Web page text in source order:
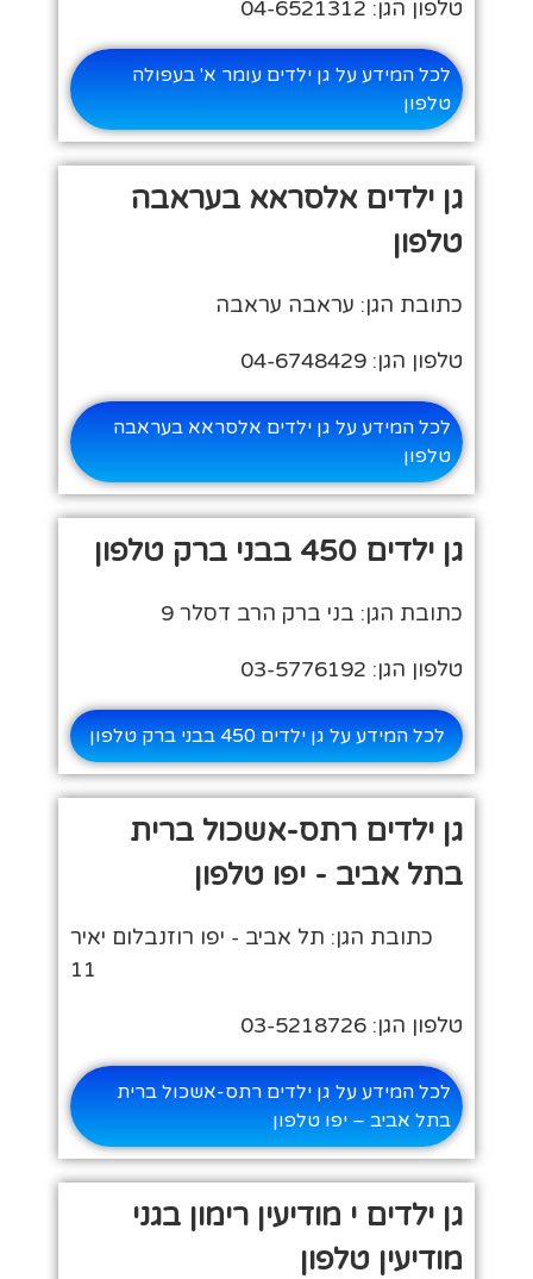
טלפון הגן: 04-6521312
לכל המידע על גן ילדים עומר א' בעפולה
טלפון
גן ילדים אלסראא בעראבה
טלפון
כתובת הגן: עראבה עראבה
טלפון הגן: 04-6748429
לכל המידע על גן ילדים אלסראא בעראבה
טלפון
גן ילדים 450 בבני ברק טלפון
כתובת הגן: בני ברק הרב דסלר 9
טלפון הגן: 03-5776192
לכל המידע על גן ילדים 450 בבני ברק טלפון
גן ילדים רתס-אשכול ברית
בתל אביב - יפו טלפון
כתובת הגן: תל אביב - יפו רוזנבלום יאיר
11
טלפון הגן: 03-5218726
לכל המידע על גן ילדים רתס-אשכול ברית
בתל אביב – יפו טלפון
גן ילדים י מודיעין רימון בגני
מודיעין טלפון